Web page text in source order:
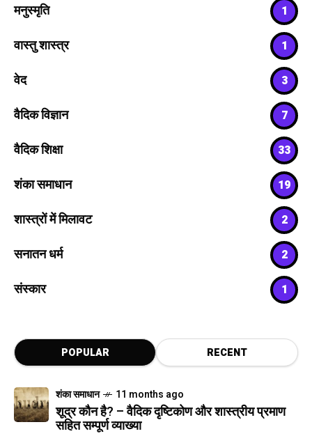
मनुस्मृति 1
वास्तु शास्त्र 1
वेद 3
वैदिक विज्ञान 7
वैदिक शिक्षा 33
शंका समाधान 19
शास्त्रों में मिलावट 2
सनातन धर्म 2
संस्कार 1
POPULAR RECENT
शंका समाधान 11 months ago
शूद्र कौन है? – वैदिक दृष्टिकोण और शास्त्रीय प्रमाण
सहित सम्पूर्ण व्याख्या